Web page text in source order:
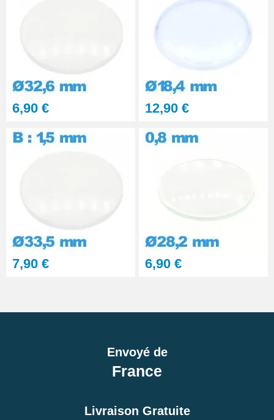
6,90 € 12,90 €
7,90 € 6,90 €
Envoyé de
France
Livraison Gratuite